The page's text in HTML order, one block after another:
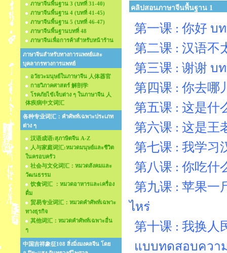
ภาษาจีนพื้นฐาน 3 (บทที่ 31-40)
ภาษาจีนพื้นฐาน 4 (บทที่ 41-45)
ภาษาจีนพื้นฐาน 5 (บทที่ 46-47)
ภาษาจีนพื้นฐานบทที่ 48
ภาษาจีนเพื่อการค้าสำหรับหน้าร้าน
ภาษาจีนสำหรับทางการแพทย์และ
บุคลากรทางการแพทย์
อวัยวะมนุษย์ในภาษาจีน 人体器官
กายวิภาคศาสตร์ 解剖学
โรคภัยไข้เจ็บต่าง ๆ ในภาษาจีน 人
体疾病中文词汇
各种专业词汇：คำศัพท์เฉพาะประเภท
ต่าง ๆ
汉语成语:สุภาษิตจีน A-Z
人与家庭词汇:หมวดมนุษย์และชีวิต
ในครอบครัว
社会与文化词汇：หมวดสังคมและ
วัฒนธรรม
饮食词汇 ：หมวดอาหารและเครื่อง
ดื่ม
贸易专业词汇：หมวดคำศัพท์เฉพาะ
ทางธุรกิจ
其他词汇：หมวดคำศัพท์เฉพาะอื่น
ๆ
中国吉祥象征108 สิ่งมิ่งมงคลจีน โดย
คลิปสอนภาษาจีนพื้นฐาน 1
第一课 : 你好 บ
第二课 : 汉语
第三课 : 谢谢
第四课 : 你去哪
第五课 : 这是
第六课 : 这是
第七课 : 我学
第八课 : 你吃什
第九课 : 苹果一
ไหร่
第十课 : 我换
แบบทดสอบควา